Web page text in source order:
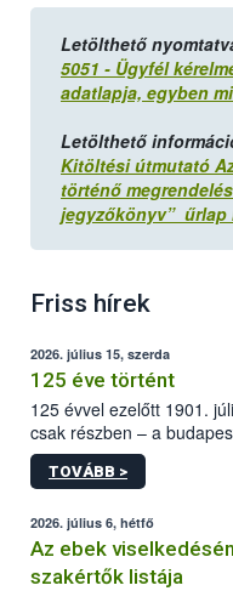
Letölthető
5051 - Ügyfél
adatlapja, egyben
Letölthető
Kitöltési útmutató
történő
jegyzőkönyv” űrlap
Friss hírek
2026. július 15, szerda
125 éve történt
125 évvel ezelőtt 1901.
csak részben – a
állomás a Kis Rókus utca
tervezett új épületébe.
TOVÁBB >
2026. július 6, hétfő
Az ebek
szakértők listája